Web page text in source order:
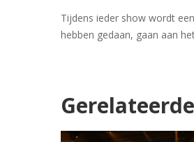
Tijdens ieder show wordt
hebben gedaan, gaan aan